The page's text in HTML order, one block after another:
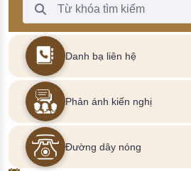
Danh bạ liên hệ
Phản ánh kiến nghị
Đường dây nóng